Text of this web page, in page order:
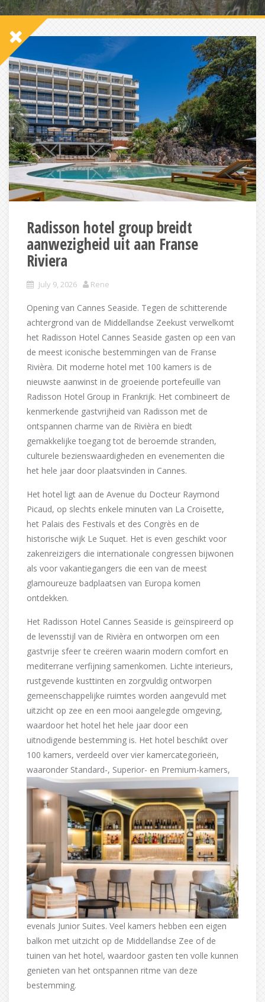
Radisson hotel group breidt
aanwezigheid uit aan Franse
Riviera
July 9, 2026 Rene
Opening van Cannes Seaside. Tegen de schitterende
achtergrond van de Middellandse Zeekust verwelkomt
het Radisson Hotel Cannes Seaside gasten op een van
de meest iconische bestemmingen van de Franse
Rivièra. Dit moderne hotel met 100 kamers is de
nieuwste aanwinst in de groeiende portefeuille van
Radisson Hotel Group in Frankrijk. Het combineert de
kenmerkende gastvrijheid van Radisson met de
ontspannen charme van de Rivièra en biedt
gemakkelijke toegang tot de beroemde stranden,
culturele bezienswaardigheden en evenementen die
het hele jaar door plaatsvinden in Cannes.
Het hotel ligt aan de Avenue du Docteur Raymond
Picaud, op slechts enkele minuten van La Croisette,
het Palais des Festivals et des Congrès en de
historische wijk Le Suquet. Het is even geschikt voor
zakenreizigers die internationale congressen bijwonen
als voor vakantiegangers die een van de meest
glamoureuze badplaatsen van Europa komen
ontdekken.
Het Radisson Hotel Cannes Seaside is geïnspireerd op
de levensstijl van de Rivièra en ontworpen om een
gastvrije sfeer te creëren waarin modern comfort en
mediterrane verfijning samenkomen. Lichte interieurs,
rustgevende kusttinten en zorgvuldig ontworpen
gemeenschappelijke ruimtes worden aangevuld met
uitzicht op zee en een mooi aangelegde omgeving,
waardoor het hotel het hele jaar door een
uitnodigende bestemming is. Het hotel beschikt over
100 kamers, verdeeld over vier kamercategorieën,
waaronder Standard-, Superior- en Premium-kamers,
evenals Junior Suites. Veel kamers hebben een eigen
balkon met uitzicht op de Middellandse Zee of de
tuinen van het hotel, waardoor gasten ten volle kunnen
genieten van het ontspannen ritme van deze
bestemming.